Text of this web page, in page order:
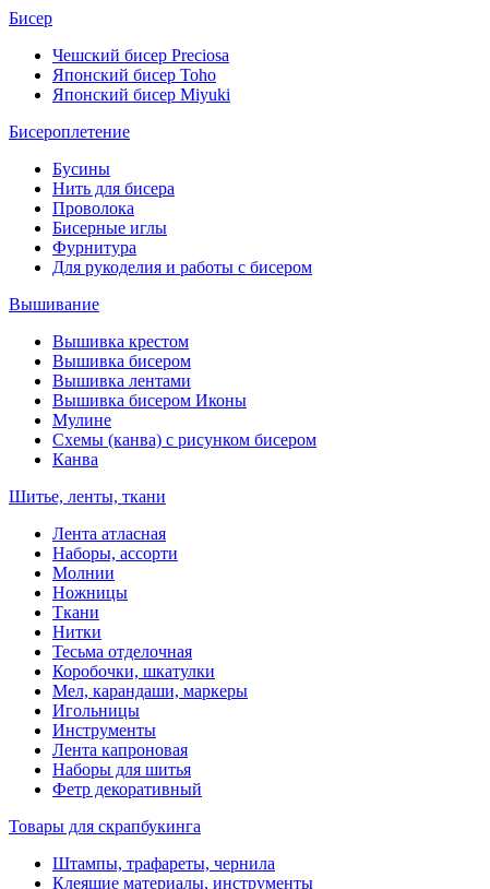
Бисер
Чешский бисер Preciosa
Японский бисер Toho
Японский бисер Miyuki
Бисероплетение
Бусины
Нить для бисера
Проволока
Бисерные иглы
Фурнитура
Для рукоделия и работы с бисером
Вышивание
Вышивка крестом
Вышивка бисером
Вышивка лентами
Вышивка бисером Иконы
Мулине
Схемы (канва) с рисунком бисером
Канва
Шитье, ленты, ткани
Лента атласная
Наборы, ассорти
Молнии
Ножницы
Ткани
Нитки
Тесьма отделочная
Коробочки, шкатулки
Мел, карандаши, маркеры
Игольницы
Инструменты
Лента капроновая
Наборы для шитья
Фетр декоративный
Товары для скрапбукинга
Штампы, трафареты, чернила
Клеящие материалы, инструменты